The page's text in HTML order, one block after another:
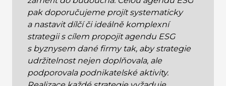
pak doporučujeme projít systematicky
a nastavit dílčí či ideálně komplexní
strategii s cílem propojit agendu ESG
s byznysem dané firmy tak, aby strategie
udržitelnost nejen doplňovala, ale
podporovala podnikatelské aktivity.